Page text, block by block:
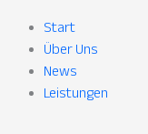
Start
Über Uns
News
Leistungen